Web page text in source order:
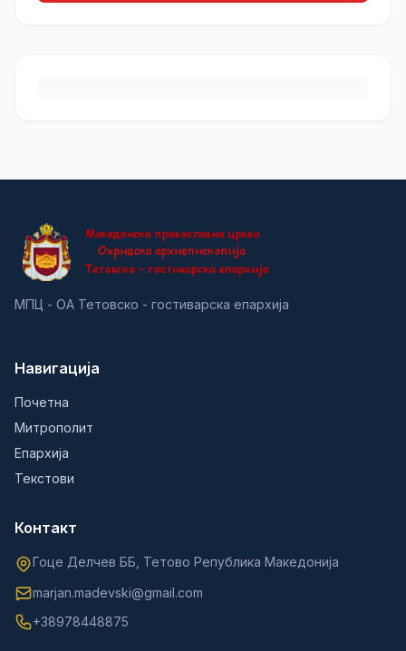
МПЦ - ОА Тетовско - гостиварска епархија
Навигација
Почетна
Митрополит
Епархија
Текстови
Контакт
Гоце Делчев ББ, Тетово Република Македонија
marjan.madevski@gmail.com
+38978448875